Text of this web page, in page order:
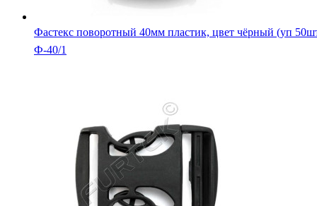
Фастекс поворотный 40мм пластик, цвет чёрный (уп
Ф-40/1